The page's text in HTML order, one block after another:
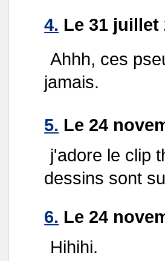
4. Le 31 juillet
Ahhh, ces
jamais.
5. Le 24
j'adore le clip
dessins sont
6. Le 24
Hihihi.